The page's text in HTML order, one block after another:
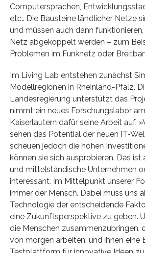
Computersprachen,
etc.. Die Bausteine ländlicher Netze
und müssen auch dann
Netz abgekoppelt werden – zum
Problemen im Funknetz oder
Im Living Lab entstehen zunächst
Modellregionen in Rheinland-Pfalz.
Landesregierung unterstützt das
nimmt ein neues Forschungslabor am
Kaiserlautern dafür seine Arbeit auf.
sehen das Potential der neuen IT-
scheuen jedoch die hohen
können sie sich ausprobieren. Das ist
und mittelständische Unternehmen
interessant. Im Mittelpunkt unserer
immer der Mensch. Dabei muss uns
Technologie der entscheidende
eine Zukunftsperspektive zu geben.
die Menschen zusammenzubringen,
von morgen arbeiten, und ihnen eine